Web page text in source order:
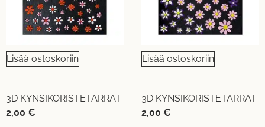
Lisää ostoskoriin
3D KYNSIKORISTETARRAT
2,00 €
Lisää ostoskoriin
3D KYNSIKORISTETARRAT
2,00 €